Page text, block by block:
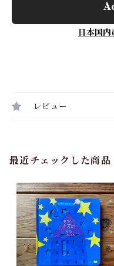
日本国
レビュー
最近チェックした商品